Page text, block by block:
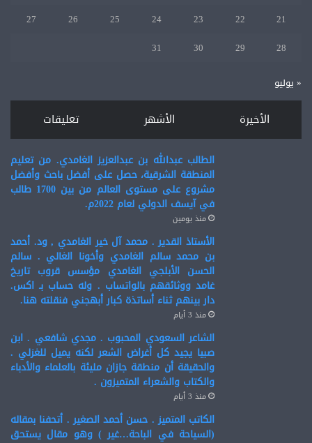
21
22
23
24
25
26
27
28
29
30
31
« يوليو
الأخيرة الأشهر تعليقات
الطالب عبدالله بن عبدالعزيز الغامدي. من تعليم
المنطقة الشرقية، حصل على أفضل باحث وأفضل
مشروع على مستوى العالم من بين 1700 طالب
في آيسف الدولي لعام 2022م.
منذ يومين
الأستاذ القدير . محمد آل خير الغامدي , ود. أحمد
بن محمد سالم الغامدي وأخونا الغالي . سالم
الحسن الأبلجي الغامدي مؤسس قروب تاريخ
غامد ووثائقهم بالواتساب . وله حساب بـ اكس.
دار بينهم ثناء أساتذة كبار أبهجني فنقلته هنا.
منذ 3 أيام
الشاعر السعودي المحبوب . مجدي شافعي . ابن
صبيا يجيد كل أغراض الشعر لكنه يميل للغزلي .
والحقيقة أن منطقة جازان مليئة بالعلماء والأدباء
والكتاب والشعراء المتميزون .
منذ 3 أيام
الكاتب المتميز . حسن أحمد الصغير . أتحفنا بمقاله
(السياحة في الباحة…غير ) وهو مقال يستحق